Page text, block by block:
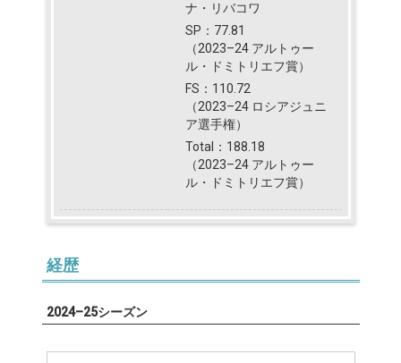
ナ・リバコワ
SP：77.81
（2023–24 アルトゥー
ル・ドミトリエフ賞）
FS：110.72
（2023–24 ロシアジュニ
ア選手権）
Total：188.18
（2023–24 アルトゥー
ル・ドミトリエフ賞）
経歴
2024–25シーズン